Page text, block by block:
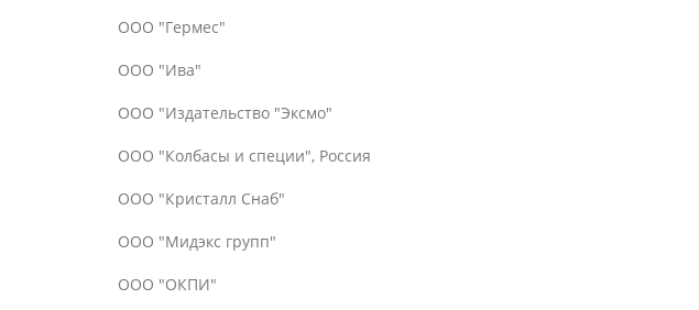
ООО "Гермес"
ООО "Ива"
ООО "Издательство "Эксмо"
ООО "Колбасы и специи", Россия
ООО "Кристалл Снаб"
ООО "Мидэкс групп"
ООО "ОКПИ"